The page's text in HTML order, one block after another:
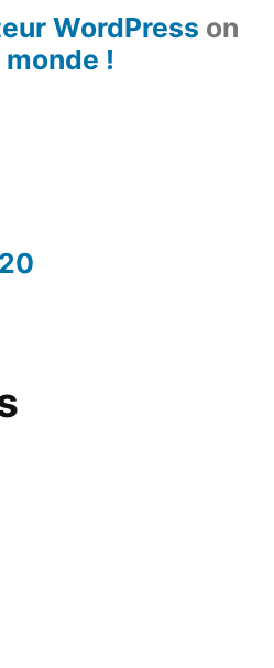
WordPress on
!